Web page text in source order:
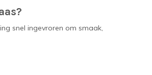
snel ingevroren om smaak,